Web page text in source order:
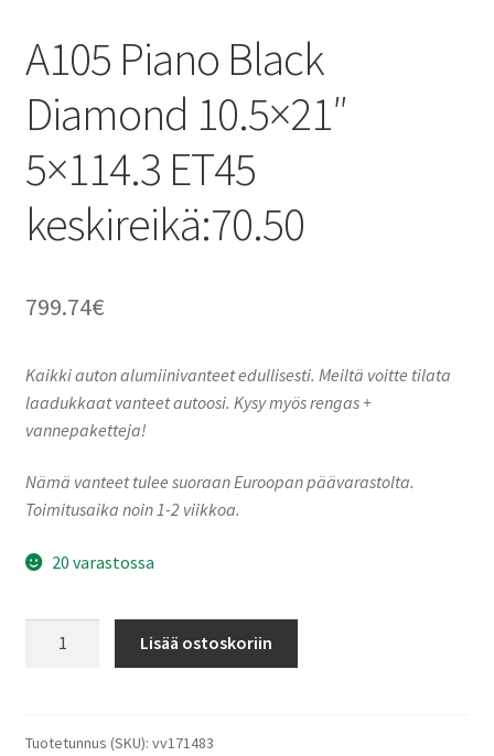
A105 Piano Black
Diamond 10.5×21″
5×114.3 ET45
keskireikä:70.50
799.74€
Kaikki auton alumiinivanteet edullisesti. Meiltä voitte tilata
laadukkaat vanteet autoosi. Kysy myös rengas +
vannepaketteja!
Nämä vanteet tulee suoraan Euroopan päävarastolta.
Toimitusaika noin 1-2 viikkoa.
20 varastossa
10.5x21"
Lisää ostoskoriin
Tuotetunnus (SKU): vv171483